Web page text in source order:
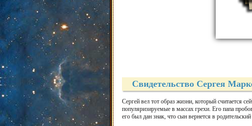
Свидетельство Сергея
Сергей вел тот образ жизни, который считается
популяризируемые в массах грехи. Его папа
его был дан знак, что сын вернется в